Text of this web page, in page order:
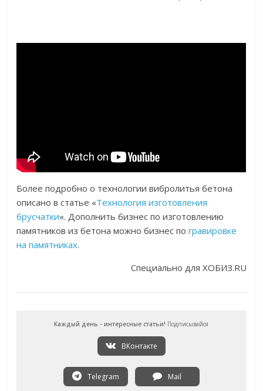
Более подробно о технологии вибролитья бетона
описано в статье «Технология изготовления
брусчатки«. Дополнить бизнес по изготовлению
памятников из бетона можно бизнес погравировке
на памятниках.
Специально для ХОБИЗ.RU
Каждый день - интересные статьи! Подписывайся
ВКонтакте
Telegram Mail